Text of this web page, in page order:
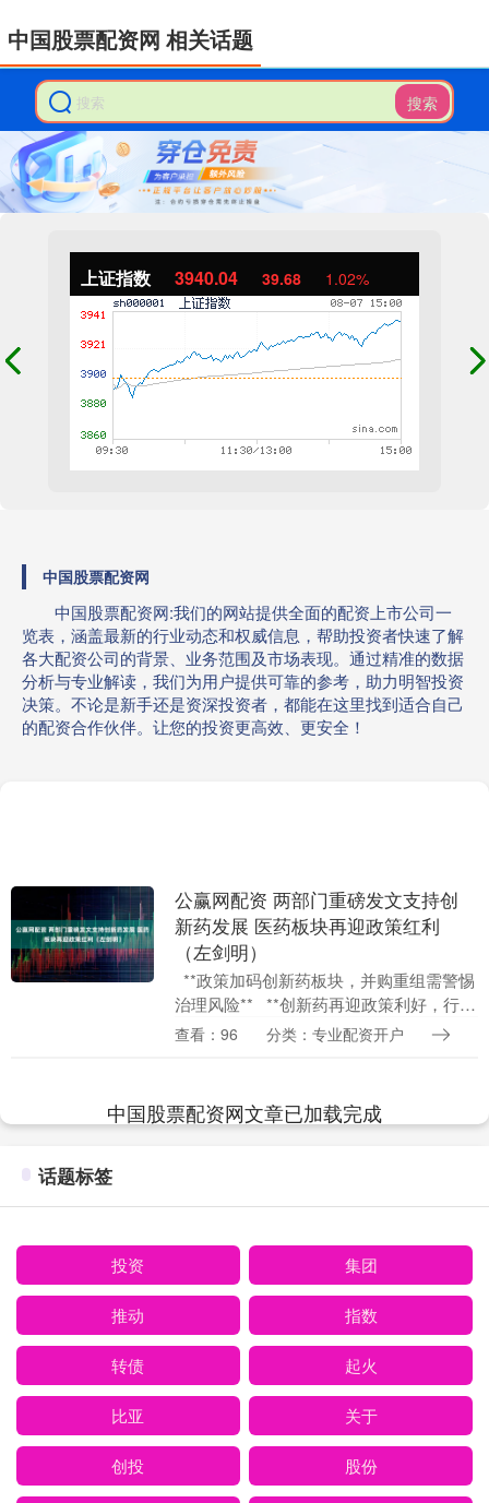
搜索
上证指数 3940.04 39.68 1.02%
中国股票配资网
中国股票配资网:我们的网站提供全面的配资上市公司一
览表，涵盖最新的行业动态和权威信息，帮助投资者快速了解
各大配资公司的背景、业务范围及市场表现。通过精准的数据
分析与专业解读，我们为用户提供可靠的参考，助力明智投资
决策。不论是新手还是资深投资者，都能在这里找到适合自己
的配资合作伙伴。让您的投资更高效、更安全！
中国股票配资网 相关话题
公赢网配资 两部门重磅发文支持创
新药发展 医药板块再迎政策红利
（左剑明）
**政策加码创新药板块，并购重组需警惕
治理风险** **创新药再迎政策利好，行业
龙头持续受益** 今日，医药股表现活跃，
查看：96 分类：专业配资开户
中国股票配资网文章已加载完成
话题标签
投资 集团
推动 指数
转债 起火
比亚 关于
创投 股份